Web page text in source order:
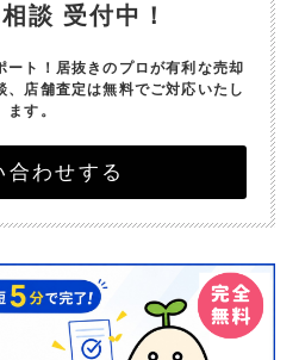
談 受付中！
ート！ 居抜きのプロが有利な売却
、店舗査定は無料でご対応いたし
ます。
合わせする